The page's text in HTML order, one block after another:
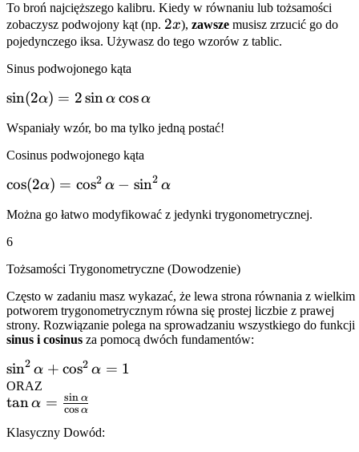
{2}
To broń najcięższego kalibru. Kiedy w równaniu lub tożsamości
zobaczysz podwojony kąt (np. 2x
2x), zawsze musisz zrzucić go do
pojedynczego iksa. Używasz do tego wzorów z tablic.
Sinus podwojonego kąta
\sin(2\alpha)
\sin\alpha
\cos\alpha
sin(2α) = 2sinα cosα
Wspaniały wzór, bo ma tylko jedną postać!
Cosinus podwojonego kąta
\cos(2\alpha)
\cos^2\alpha
-
cos(2α) = cos2 α − sin2 α
Można go łatwo modyfikować z jedynki trygonometrycznej.
6
Tożsamości Trygonometryczne (Dowodzenie)
Często w zadaniu masz wykazać, że lewa strona równania z wielkim
potworem trygonometrycznym równa się prostej liczbie z prawej
strony. Rozwiązanie polega na sprowadzaniu wszystkiego do funkcji
sinus i cosinus za pomocą dwóch fundamentów:
\sin^2\alpha
+
\cos^2\alpha
= 1
sin2 α + cos2 α = 1
ORAZ
\tan\alpha =
{\cos\alpha}
tanα = cos α
sin α
Klasyczny Dowód: